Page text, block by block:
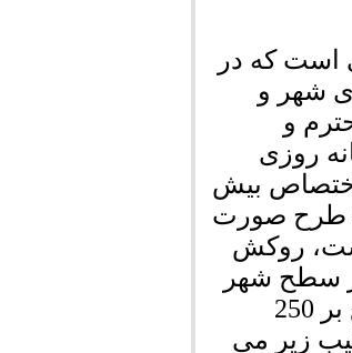
است که در
شهر و
و
روزی
اختصاص بیش
از یک میلیارد تومان برای آسفالت شهر می باشد که در قالب 2 طرح صورت
روکش
سطح شهر
در سطح وسیع در ابتدا حدود 67 هزار متر مربع با هزینه ای بالغ بر 250
زیر می